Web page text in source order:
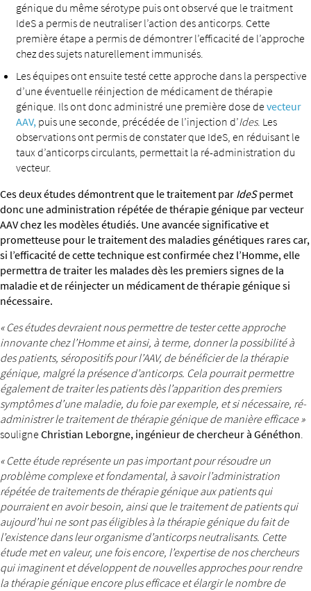
génique du même sérotype puis ont observé que le traitment
IdeS a permis de neutraliser l’action des anticorps. Cette
première étape a permis de démontrer l’efficacité de l’approche
chez des sujets naturellement immunisés.
Les équipes ont ensuite testé cette approche dans la perspective
d’une éventuelle réinjection de médicament de thérapie
génique. Ils ont donc administré une première dose devecteur
AAV, puis une seconde, précédée de l’injection d’Ides. Les
observations ont permis de constater que IdeS, en réduisant le
taux d’anticorps circulants, permettait la ré-administration du
vecteur.
Ces deux études démontrent que le traitement par IdeSpermet
donc une administration répétée de thérapie génique par vecteur
AAV chez les modèles étudiés. Une avancée significative et
prometteuse pour le traitement des maladies génétiques rares car,
si l’efficacité de cette technique est confirmée chez l’Homme, elle
permettra de traiter les malades dès les premiers signes de la
maladie et de réinjecter un médicament de thérapie génique si
nécessaire.
« Ces études devraient nous permettre de tester cette approche
innovante chez l’Homme et ainsi, à terme, donner la possibilité à
des patients, séropositifs pour l’AAV, de bénéficier de la thérapie
génique, malgré la présence d’anticorps. Cela pourrait permettre
également de traiter les patients dès l’apparition des premiers
symptômes d’une maladie, du foie par exemple, et si nécessaire, ré-
administrer le traitement de thérapie génique de manière efficace »
souligneChristian Leborgne, ingénieur de chercheur à Généthon.
« Cette étude représente un pas important pour résoudre un
problème complexe et fondamental, à savoir l’administration
répétée de traitements de thérapie génique aux patients qui
pourraient en avoir besoin, ainsi que le traitement de patients qui
aujourd’hui ne sont pas éligibles à la thérapie génique du fait de
l’existence dans leur organisme d’anticorps neutralisants. Cette
étude met en valeur, une fois encore, l’expertise de nos chercheurs
qui imaginent et développent de nouvelles approches pour rendre
la thérapie génique encore plus efficace et élargir le nombre de